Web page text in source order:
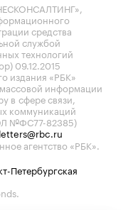
средства
службой
технологий
09.12.2015
издания «РБК»
массовой информации
в сфере связи,
коммуникаций
№ФС77-82385)
letters@rbc.ru
агентство «РБК».
Петербургская